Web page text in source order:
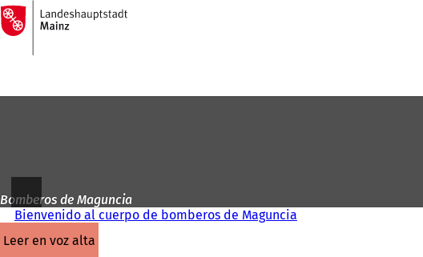
Saltar al contenido
A
la
página
Bomberos de Maguncia
Bienvenido al cuerpo de bomberos de Maguncia
leer en voz alta